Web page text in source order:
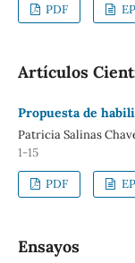
PDF
Artículos
Propuesta de
Patricia Salinas
1-15
PDF
Ensayos